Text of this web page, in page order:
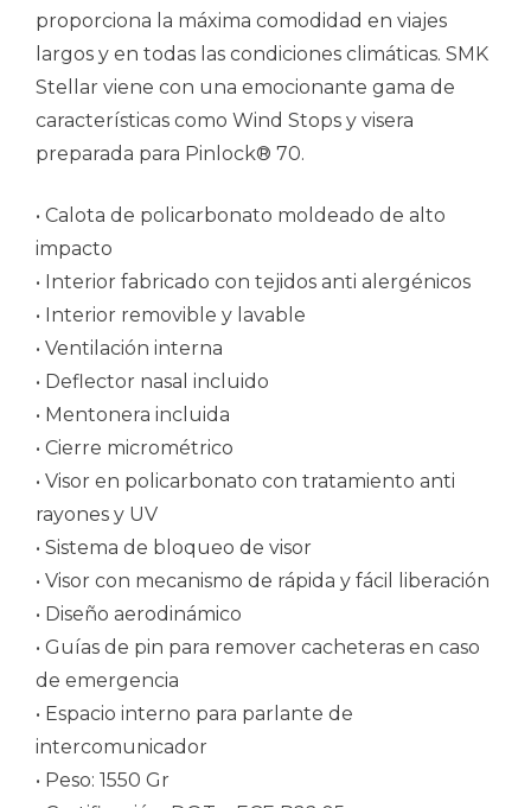
proporciona la máxima comodidad en viajes
largos y en todas las condiciones climáticas. SMK
Stellar viene con una emocionante gama de
características como Wind Stops y visera
preparada para Pinlock® 70.
• Calota de policarbonato moldeado de alto
impacto
• Interior fabricado con tejidos anti alergénicos
• Interior removible y lavable
• Ventilación interna
• Deflector nasal incluido
• Mentonera incluida
• Cierre micrométrico
• Visor en policarbonato con tratamiento anti
rayones y UV
• Sistema de bloqueo de visor
• Visor con mecanismo de rápida y fácil liberación
• Diseño aerodinámico
• Guías de pin para remover cacheteras en caso
de emergencia
• Espacio interno para parlante de
intercomunicador
• Peso: 1550 Gr